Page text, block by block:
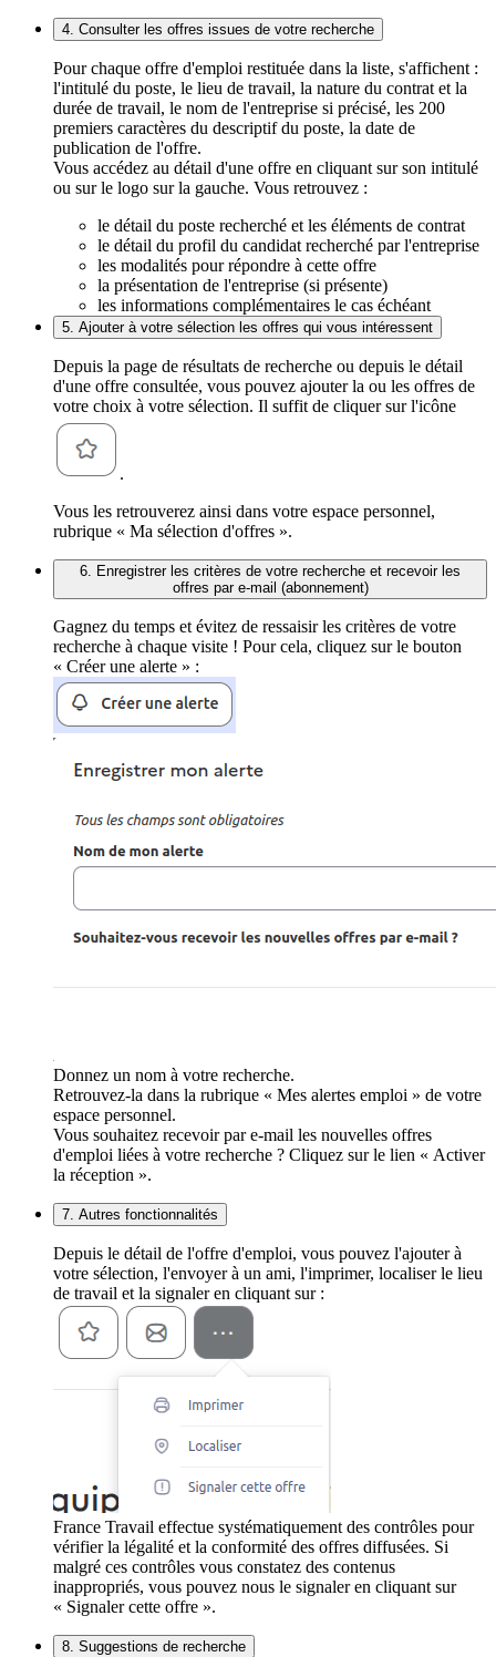
4. Consulter les offres issues de votre recherche
Pour chaque offre d'emploi restituée dans la liste, s'affichent :
l'intitulé du poste, le lieu de travail, la nature du contrat et la
durée de travail, le nom de l'entreprise si précisé, les 200
premiers caractères du descriptif du poste, la date de
publication de l'offre.
Vous accédez au détail d'une offre en cliquant sur son intitulé
ou sur le logo sur la gauche. Vous retrouvez :
le détail du poste recherché et les éléments de contrat
le détail du profil du candidat recherché par l'entreprise
les modalités pour répondre à cette offre
la présentation de l'entreprise (si présente)
les informations complémentaires le cas échéant
5. Ajouter à votre sélection les offres qui vous intéressent
Depuis la page de résultats de recherche ou depuis le détail
d'une offre consultée, vous pouvez ajouter la ou les offres de
votre choix à votre sélection. Il suffit de cliquer sur l'icône
.
Vous les retrouverez ainsi dans votre espace personnel,
rubrique « Ma sélection d'offres ».
6. Enregistrer les critères de votre recherche et recevoir les
offres par e-mail (abonnement)
Gagnez du temps et évitez de ressaisir les critères de votre
recherche à chaque visite ! Pour cela, cliquez sur le bouton
« Créer une alerte » :
Donnez un nom à votre recherche.
Retrouvez-la dans la rubrique « Mes alertes emploi » de votre
espace personnel.
Vous souhaitez recevoir par e-mail les nouvelles offres
d'emploi liées à votre recherche ? Cliquez sur le lien « Activer
la réception ».
7. Autres fonctionnalités
Depuis le détail de l'offre d'emploi, vous pouvez l'ajouter à
votre sélection, l'envoyer à un ami, l'imprimer, localiser le lieu
de travail et la signaler en cliquant sur :
France Travail effectue systématiquement des contrôles pour
vérifier la légalité et la conformité des offres diffusées. Si
malgré ces contrôles vous constatez des contenus
inappropriés, vous pouvez nous le signaler en cliquant sur
« Signaler cette offre ».
8. Suggestions de recherche